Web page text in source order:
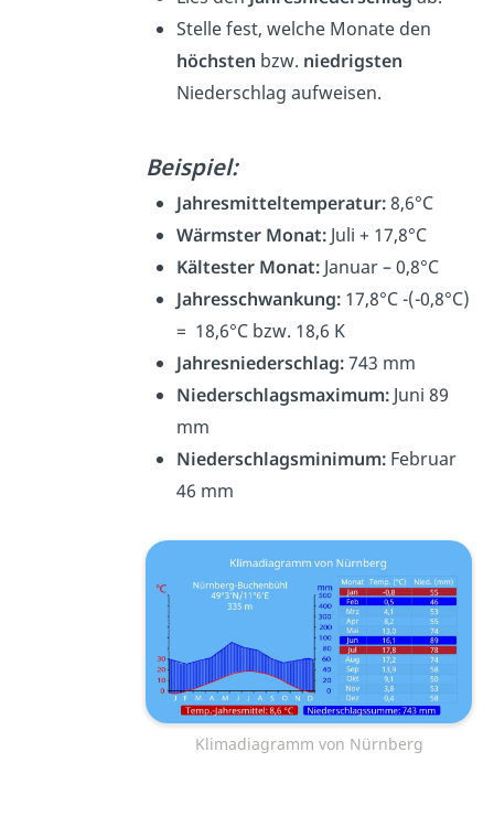
Stelle fest, welche Monate den
höchsten bzw. niedrigsten
Niederschlag aufweisen.
Beispiel:
Jahresmitteltemperatur: 8,6°C
Wärmster Monat: Juli + 17,8°C
Kältester Monat: Januar – 0,8°C
Jahresschwankung: 17,8°C -(-0,8°C)
= 18,6°C bzw. 18,6 K
Jahresniederschlag:743 mm
Niederschlagsmaximum: Juni 89
mm
Niederschlagsminimum: Februar
46 mm
Klimadiagramm von Nürnberg